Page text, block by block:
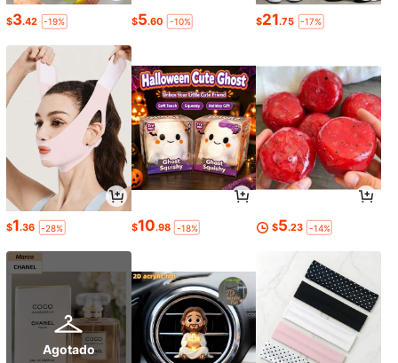
$3.42 -19% $5.60 -10% $21.75 -17%
$1.36 -28% $10.98 -18% $5.23 -14%
Agotado